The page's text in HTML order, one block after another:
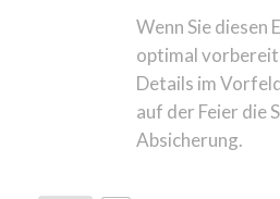
Wenn Sie diesen
optimal
Details im
auf der Feier die
Absicherung.